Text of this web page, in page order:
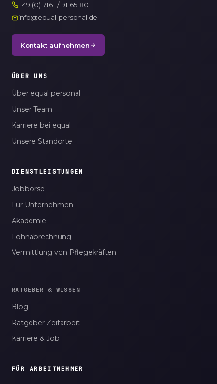
+49 (0) 7161 / 91 65 80
info@equal-personal.de
Kontakt aufnehmen
ÜBER UNS
Über equal personal
Unser Team
Karriere bei equal
Unsere Standorte
DIENSTLEISTUNGEN
Jobbörse
Für Unternehmen
Akademie
Lohnabrechnung
Vermittlung von Pflegekräften
RATGEBER & WISSEN
Blog
Ratgeber Zeitarbeit
Karriere & Job
FÜR ARBEITNEHMER